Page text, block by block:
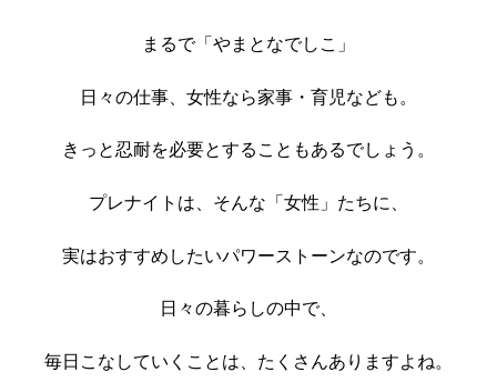
まるで「やまとなでしこ」
日々の仕事、女性なら家事・育児なども。
きっと忍耐を必要とすることもあるでしょう。
プレナイトは、そんな「女性」たちに、
実はおすすめしたいパワーストーンなのです。
日々の暮らしの中で、
毎日こなしていくことは、たくさんありますよね。